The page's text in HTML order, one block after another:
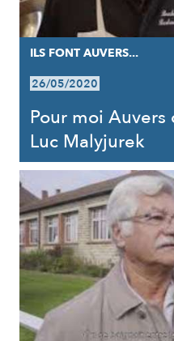
ILS FONT AUVERS...
26/05/2020
Pour moi Auvers
Luc Malyjurek